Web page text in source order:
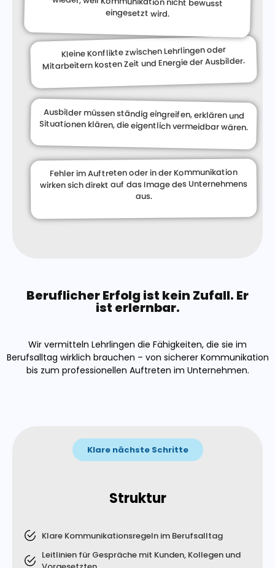
eingesetzt wird.
Kleine Konflikte zwischen Lehrlingen oder
Mitarbeitern kosten Zeit und Energie der Ausbilder.
Ausbilder müssen ständig eingreifen, erklären und
Situationen klären, die eigentlich vermeidbar wären.
Fehler im Auftreten oder in der Kommunikation
wirken sich direkt auf das Image des Unternehmens
aus.
Beruflicher Erfolg ist kein Zufall. Er
ist erlernbar.
Wir vermitteln Lehrlingen die Fähigkeiten, die sie im
Berufsalltag wirklich brauchen – von sicherer Kommunikation
bis zum professionellen Auftreten im Unternehmen.
Klare nächste Schritte
Struktur
Klare Kommunikationsregeln im Berufsalltag
Leitlinien für Gespräche mit Kunden, Kollegen und